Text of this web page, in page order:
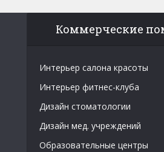
Коммерческие
Интерьер салона красоты
Интерьер фитнес-клуба
Дизайн стоматологии
Дизайн мед. учреждений
Образовательные центры